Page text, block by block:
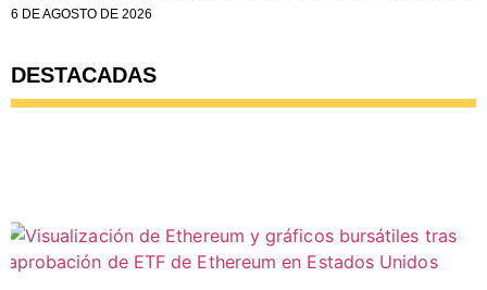
6 DE AGOSTO DE 2026
DESTACADAS